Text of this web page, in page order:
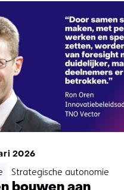
2026
Strategische autonomie